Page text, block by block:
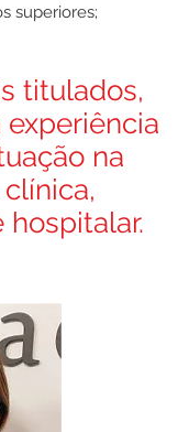
superiores;
titulados,
na